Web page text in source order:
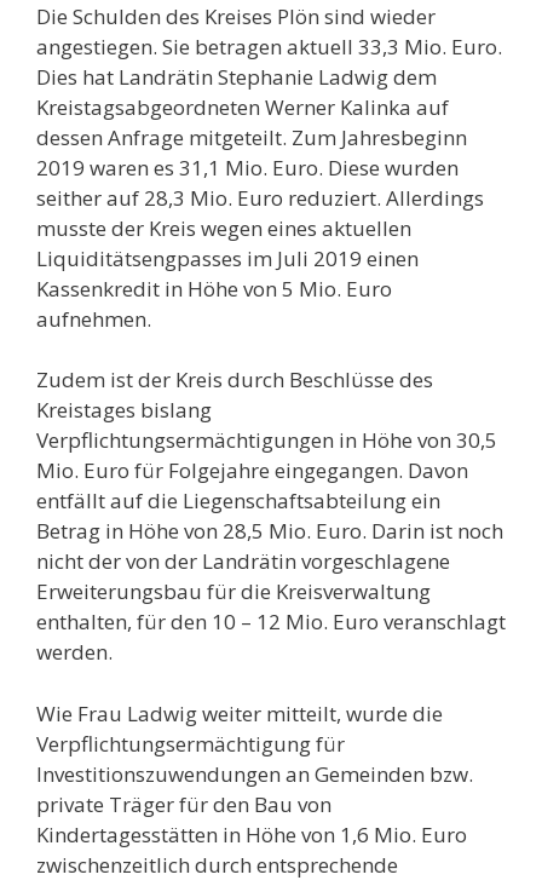
Die Schulden des Kreises Plön sind wieder
angestiegen. Sie betragen aktuell 33,3 Mio. Euro.
Dies hat Landrätin Stephanie Ladwig dem
Kreistagsabgeordneten Werner Kalinka auf
dessen Anfrage mitgeteilt. Zum Jahresbeginn
2019 waren es 31,1 Mio. Euro. Diese wurden
seither auf 28,3 Mio. Euro reduziert. Allerdings
musste der Kreis wegen eines aktuellen
Liquiditätsengpasses im Juli 2019 einen
Kassenkredit in Höhe von 5 Mio. Euro
aufnehmen.
Zudem ist der Kreis durch Beschlüsse des
Kreistages bislang
Verpflichtungsermächtigungen in Höhe von 30,5
Mio. Euro für Folgejahre eingegangen. Davon
entfällt auf die Liegenschaftsabteilung ein
Betrag in Höhe von 28,5 Mio. Euro. Darin ist noch
nicht der von der Landrätin vorgeschlagene
Erweiterungsbau für die Kreisverwaltung
enthalten, für den 10 – 12 Mio. Euro veranschlagt
werden.
Wie Frau Ladwig weiter mitteilt, wurde die
Verpflichtungsermächtigung für
Investitionszuwendungen an Gemeinden bzw.
private Träger für den Bau von
Kindertagesstätten in Höhe von 1,6 Mio. Euro
zwischenzeitlich durch entsprechende